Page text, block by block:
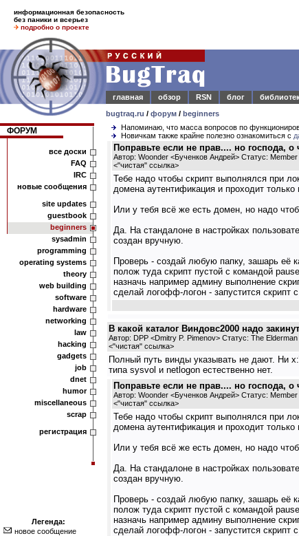
информационная безопасность
без паники и всерьез
подробно о проекте
главная
обзор RSN блог
bugtraq.ru / форум / beginners
ФОРУМ
все доски
FAQ
IRC
новые сообщения
site updates
guestbook
beginners
sysadmin
programming
operating systems
theory
web building
software
hardware
networking
law
hacking
gadgets
job
dnet
humor
miscellaneous
scrap
регистрация
Легенда:
новое сообщение
Напоминаю, что масса вопросов по
Новичкам также крайне полезно ознакомиться с
Поправьте если не прав.... но господа,
Автор: Woonder <Бученков Андрей> Статус: Member
<"чистая" ссылка>
Тебе надо чтобы скрипт выполнялся при
домена аутентификация и проходит
Или у тебя всё же есть домен, но надо
Да. На стандалоне в настройках
создан вручную.
Проверь - создай любую папку, зашарь её
полож туда скрипт пустой с командой
назначь например админу выполнение
сделай логофф-логон - запустится скрипт
В какой каталог Виндовс2000 надо
Автор: DPP <Dmitry P. Pimenov> Статус: The Elderman
<"чистая" ссылка>
Полный путь винды указывать не дают. Ни
типа sysvol и netlogon естественно нет.
Поправьте если не прав.... но господа,
Автор: Woonder <Бученков Андрей> Статус: Member
<"чистая" ссылка>
Тебе надо чтобы скрипт выполнялся при
домена аутентификация и проходит
Или у тебя всё же есть домен, но надо
Да. На стандалоне в настройках
создан вручную.
Проверь - создай любую папку, зашарь её
полож туда скрипт пустой с командой
назначь например админу выполнение
сделай логофф-логон - запустится скрипт